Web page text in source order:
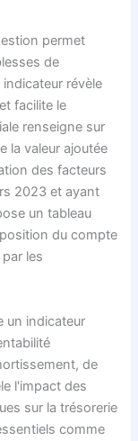
permet
de
révèle
facilite le
renseigne sur
la valeur ajoutée
des facteurs
2023 et ayant
un tableau
du compte
les
un indicateur
de
l'impact des
sur la trésorerie
comme